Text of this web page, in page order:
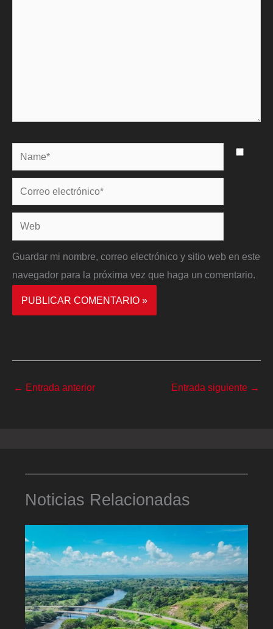
Name*
Correo
electrónico*
Web
Guardar mi nombre, correo electrónico y sitio web en este
navegador para la próxima vez que haga un comentario.
← Entrada anterior Entrada siguiente →
Noticias Relacionadas